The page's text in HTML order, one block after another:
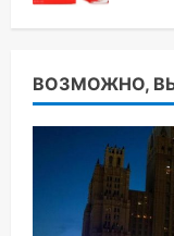
ВОЗМОЖНО,